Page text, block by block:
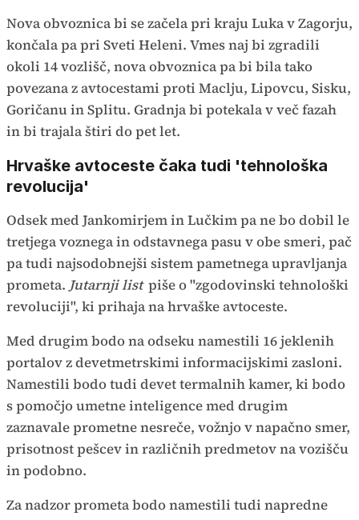
Nova obvoznica bi se začela pri kraju Luka v Zagorju,
končala pa pri Sveti Heleni. Vmes naj bi zgradili
okoli 14 vozlišč, nova obvoznica pa bi bila tako
povezana z avtocestami proti Maclju, Lipovcu, Sisku,
Goričanu in Splitu. Gradnja bi potekala v več fazah
in bi trajala štiri do pet let.
Hrvaške avtoceste čaka tudi 'tehnološka
revolucija'
Odsek med Jankomirjem in Lučkim pa ne bo dobil le
tretjega voznega in odstavnega pasu v obe smeri, pač
pa tudi najsodobnejši sistem pametnega upravljanja
prometa.Jutarnji list piše o "zgodovinski tehnološki
revoluciji", ki prihaja na hrvaške avtoceste.
Med drugim bodo na odseku namestili 16 jeklenih
portalov z devetmetrskimi informacijskimi zasloni.
Namestili bodo tudi devet termalnih kamer, ki bodo
s pomočjo umetne inteligence med drugim
zaznavale prometne nesreče, vožnjo v napačno smer,
prisotnost pešcev in različnih predmetov na vozišču
in podobno.
Za nadzor prometa bodo namestili tudi napredne